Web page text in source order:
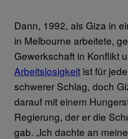
Dann, 1992, als Giza in
in Melbourne arbeitete,
Gewerkschaft in Konflikt
Arbeitslosigkeit ist für
schwerer Schlag, doch
darauf mit einem
Regierung, der er die
gab. „Ich dachte an